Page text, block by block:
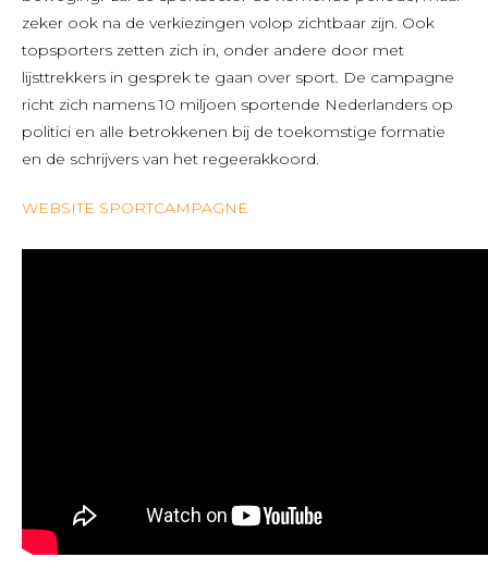
zeker ook na de verkiezingen volop zichtbaar zijn. Ook
topsporters zetten zich in, onder andere door met
lijsttrekkers in gesprek te gaan over sport. De campagne
richt zich namens 10 miljoen sportende Nederlanders op
politici en alle betrokkenen bij de toekomstige formatie
en de schrijvers van het regeerakkoord.
WEBSITE SPORTCAMPAGNE